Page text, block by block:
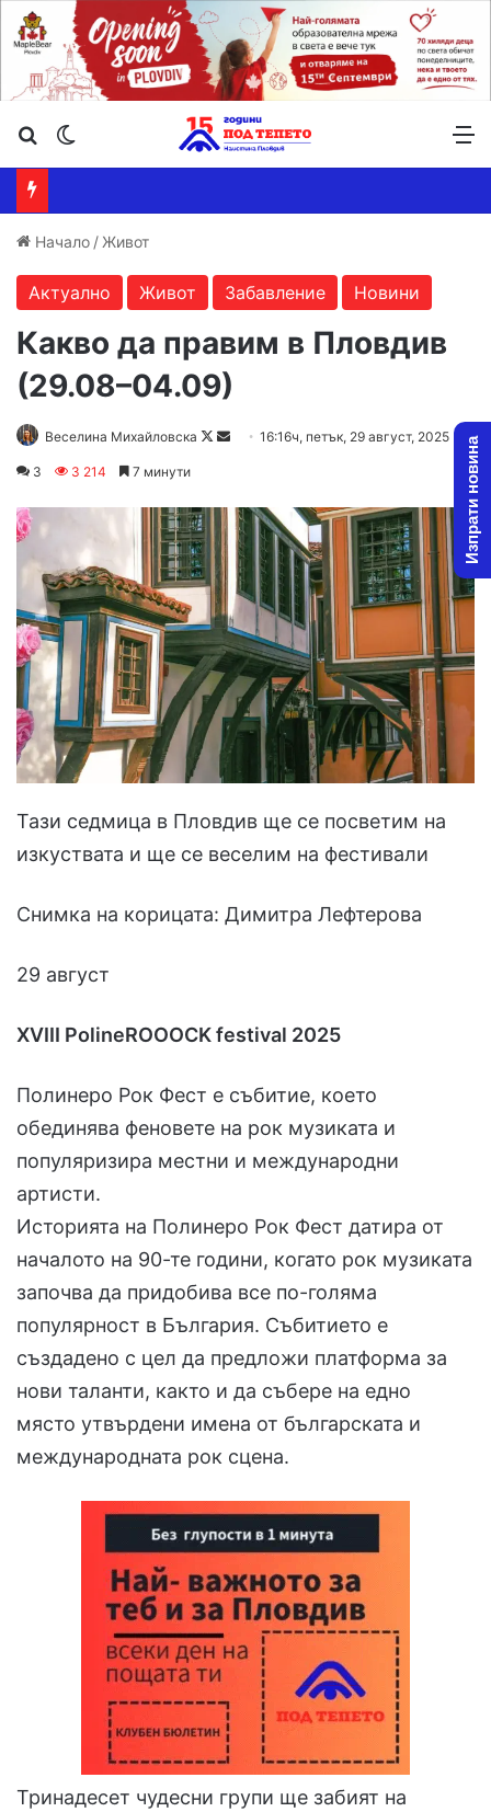
Търсене ...
Начало / Живот
Актуално Живот Забавление Новини
Какво да правим в Пловдив
(29.08–04.09)
Веселина Михайловска
Follow
Send16:16ч, петък, 29 август, 2025
3 3 214 7 минути
Тази седмица в Пловдив ще се посветим на
изкуствата и ще се веселим на фестивали
Снимка на корицата: Димитра Лефтерова
29 август
XVIII PolineROOOCK festival 2025
Полинеро Рок Фест е събитие, което
обединява феновете на рок музиката и
популяризира местни и международни
артисти.
Историята на Полинеро Рок Фест датира от
началото на 90-те години, когато рок музиката
започва да придобива все по-голяма
популярност в България. Събитието е
създадено с цел да предложи платформа за
нови таланти, както и да събере на едно
място утвърдени имена от българската и
международната рок сцена.
Тринадесет чудесни групи ще забият на
Изпрати новина